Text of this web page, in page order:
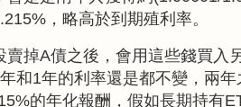
，略高於到期殖利率。
賣掉A債之後，會用這些錢買入
年和1年的利率還是都不變，兩年
的年化報酬，假如長期持有